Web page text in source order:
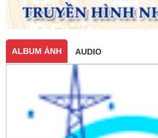
ALBUM ẢNH AUDIO